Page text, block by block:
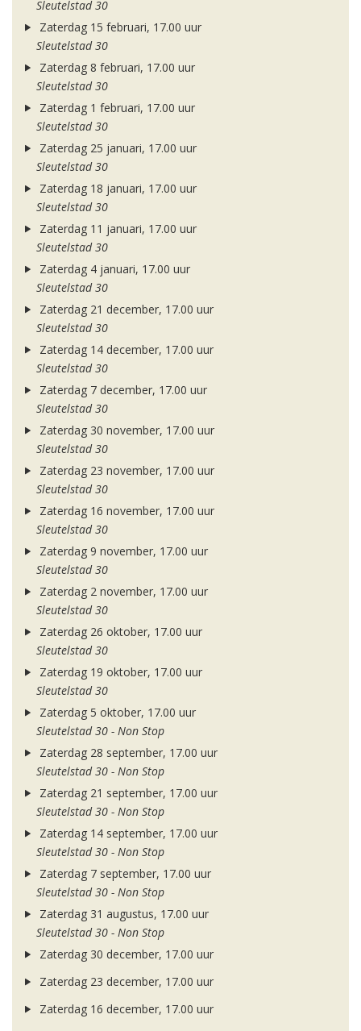
Sleutelstad 30
Zaterdag 15 februari, 17.00 uur
Sleutelstad 30
Zaterdag 8 februari, 17.00 uur
Sleutelstad 30
Zaterdag 1 februari, 17.00 uur
Sleutelstad 30
Zaterdag 25 januari, 17.00 uur
Sleutelstad 30
Zaterdag 18 januari, 17.00 uur
Sleutelstad 30
Zaterdag 11 januari, 17.00 uur
Sleutelstad 30
Zaterdag 4 januari, 17.00 uur
Sleutelstad 30
Zaterdag 21 december, 17.00 uur
Sleutelstad 30
Zaterdag 14 december, 17.00 uur
Sleutelstad 30
Zaterdag 7 december, 17.00 uur
Sleutelstad 30
Zaterdag 30 november, 17.00 uur
Sleutelstad 30
Zaterdag 23 november, 17.00 uur
Sleutelstad 30
Zaterdag 16 november, 17.00 uur
Sleutelstad 30
Zaterdag 9 november, 17.00 uur
Sleutelstad 30
Zaterdag 2 november, 17.00 uur
Sleutelstad 30
Zaterdag 26 oktober, 17.00 uur
Sleutelstad 30
Zaterdag 19 oktober, 17.00 uur
Sleutelstad 30
Zaterdag 5 oktober, 17.00 uur
Sleutelstad 30 - Non Stop
Zaterdag 28 september, 17.00 uur
Sleutelstad 30 - Non Stop
Zaterdag 21 september, 17.00 uur
Sleutelstad 30 - Non Stop
Zaterdag 14 september, 17.00 uur
Sleutelstad 30 - Non Stop
Zaterdag 7 september, 17.00 uur
Sleutelstad 30 - Non Stop
Zaterdag 31 augustus, 17.00 uur
Sleutelstad 30 - Non Stop
Zaterdag 30 december, 17.00 uur
Zaterdag 23 december, 17.00 uur
Zaterdag 16 december, 17.00 uur